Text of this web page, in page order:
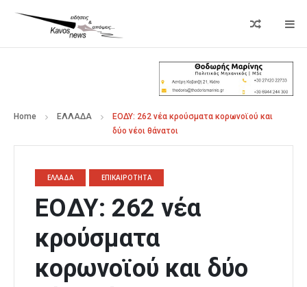
Home ΕΛΛΑΔΑ
ΕΟΔΥ: 262 νέα κρούσματα κορωνοϊού και
δύο νέοι θάνατοι
ΕΛΛΑΔΑ ΕΠΙΚΑΙΡΟΤΗΤΑ
ΕΟΔΥ: 262 νέα
κρούσματα
κορωνοϊού και δύο